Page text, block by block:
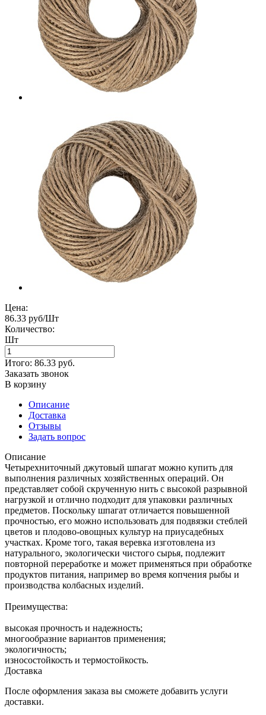
Цена:
86.33 руб/Шт
Количество:
Шт
Итого: 86.33 руб.
Заказать звонок
В корзину
Описание
Доставка
Отзывы
Задать вопрос
Описание
Четырехниточный джутовый шпагат можно купить для
выполнения различных хозяйственных операций. Он
представляет собой скрученную нить с высокой разрывной
нагрузкой и отлично подходит для упаковки различных
предметов. Поскольку шпагат отличается повышенной
прочностью, его можно использовать для подвязки стеблей
цветов и плодово-овощных культур на приусадебных
участках. Кроме того, такая веревка изготовлена из
натурального, экологически чистого сырья, подлежит
повторной переработке и может применяться при обработке
продуктов питания, например во время копчения рыбы и
производства колбасных изделий.
Преимущества:
высокая прочность и надежность;
многообразние вариантов применения;
экологичность;
износостойкость и термостойкость.
Доставка
После оформления заказа вы сможете добавить услуги
доставки.